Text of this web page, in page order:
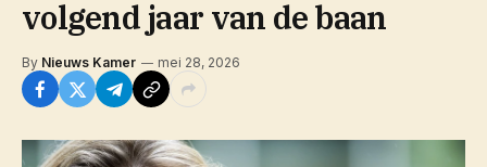
volgend jaar van de baan
By Nieuws Kamer mei 28, 2026